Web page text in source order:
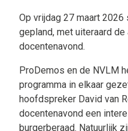
Op vrijdag 27 maart
gepland, met uiteraard
docentenavond.
ProDemos en de NVLM
programma in elkaar
hoofdspreker David van
docentenavond een
burgerberaad. Natuurlijk